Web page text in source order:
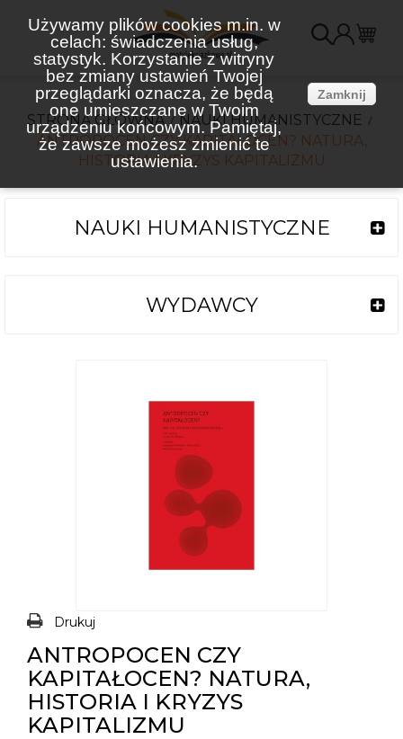
Używamy plików cookies m.in. w
celach: świadczenia usług,
statystyk. Korzystanie z witryny
bez zmiany ustawień Twojej
przeglądarki oznacza, że będą
one umieszczane w Twoim
urządzeniu końcowym. Pamiętaj,
że zawsze możesz zmienić te
ustawienia.
Zamknij
STRONA GŁÓWNA
NAUKI HUMANISTYCZNE
ANTROPOCEN CZY KAPITAŁOCEN? NATURA,
HISTORIA I KRYZYS KAPITALIZMU
NAUKI HUMANISTYCZNE
WYDAWCY
Drukuj
ANTROPOCEN CZY
KAPITAŁOCEN? NATURA,
HISTORIA I KRYZYS
KAPITALIZMU